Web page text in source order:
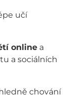
učí
onlinea
a sociálních
chování